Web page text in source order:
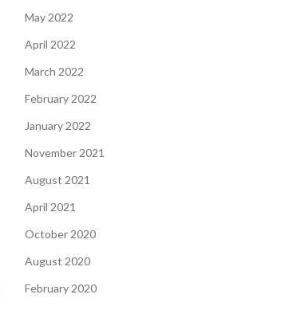
May 2022
April 2022
March 2022
February 2022
January 2022
November 2021
August 2021
April 2021
October 2020
August 2020
February 2020